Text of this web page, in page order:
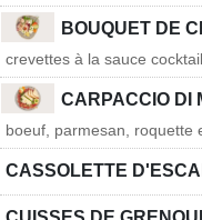
BOUQUET DE
crevettes à la sauce
CARPACCIO DI
boeuf, parmesan, roquette
CASSOLETTE